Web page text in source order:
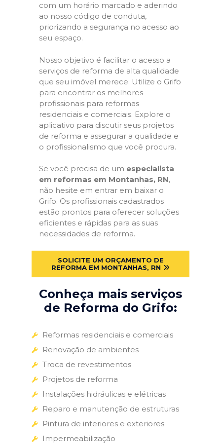
com um horário marcado e aderindo
ao nosso código de conduta,
priorizando a segurança no acesso ao
seu espaço.
Nosso objetivo é facilitar o acesso a
serviços de reforma de alta qualidade
que seu imóvel merece. Utilize o Grifo
para encontrar os melhores
profissionais para reformas
residenciais e comerciais. Explore o
aplicativo para discutir seus projetos
de reforma e assegurar a qualidade e
o profissionalismo que você procura.
Se você precisa de um especialista
em reformas em Montanhas, RN,
não hesite em entrar em baixar o
Grifo. Os profissionais cadastrados
estão prontos para oferecer soluções
eficientes e rápidas para as suas
necessidades de reforma.
SOLICITE UM ORÇAMENTO DE
REFORMA EM MONTANHAS, RN
Conheça mais serviços
de Reforma do Grifo:
Reformas residenciais e comerciais
Renovação de ambientes
Troca de revestimentos
Projetos de reforma
Instalações hidráulicas e elétricas
Reparo e manutenção de estruturas
Pintura de interiores e exteriores
Impermeabilização